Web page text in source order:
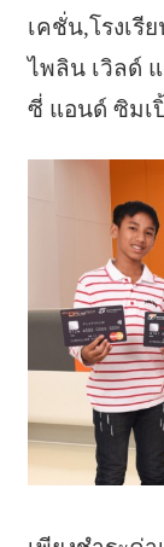
เคชั่น,โรงเรี
ไพลิน เวิลด์
ซี่ แอนด์ ซิมเ